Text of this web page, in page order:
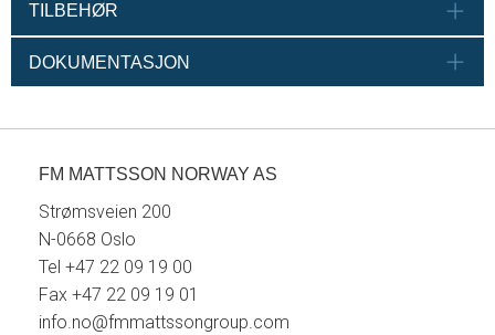
TILBEHØR
DOKUMENTASJON
FM MATTSSON NORWAY AS
Strømsveien 200
N-0668 Oslo
Tel +47 22 09 19 00
Fax +47 22 09 19 01
info.no@fmmattssongroup.com